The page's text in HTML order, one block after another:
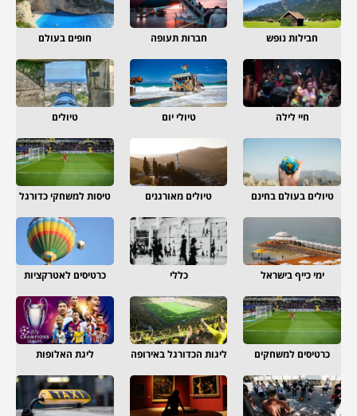
חבילות נופש חברות תעופה חופים בעולם
חיי לילה טיולי יום טיולים
טיולים בעולם בחינם טיולים מאורגנים טיסות למשחקי כדורגל
ימי כייף בישראל כללי כרטיסים לאטרקציות
כרטיסים למשחקים ליגות הכדורגל באירופה ליגת האלופות